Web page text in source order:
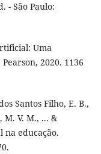
- São Paulo:
Uma
2020. 1136
Santos Filho, E. B.,
M. V. M., ... &
na educação.